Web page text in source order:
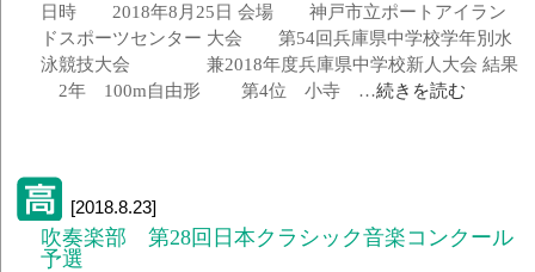
日時 2018年8月25日 会場 神戸市立ポートアイラン
ドスポーツセンター 大会 第54回兵庫県中学校学年別水
泳競技大会 兼2018年度兵庫県中学校新人大会 結果
2年 100m自由形 第4位 小寺 …続きを読む
[2018.8.23]
吹奏楽部 第28回日本クラシック音楽コンクール
予選